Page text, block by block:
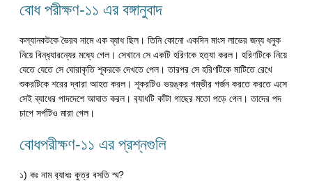
বোধ পরীক্ষণ-১১ এর বঙ্গানুবাদ
কল্যানকটকে ভৈরব নামে এক ব্যাধ ছিল। তিনি কোনো একদিন মাংস লাভের জন্য ধনুক
নিয়ে বিন্ধ‍্যারন্যের মধ্যে গেল। সেখানে সে একটি হরিণকে হত্যা করল। হরিণটিকে নিয়ে
যেতে যেতে সে ঘোরাকৃতি শূকরকে দেখতে পেল। তারপর সে হরিণটিকে মাটিতে রেখে
শুকরটিকে শরের দ্বারা আহত করল। শূকরটিও ভয়ঙ্কর গম্ভীর গর্জন করতে করতে এসে
সেই ব্যাধের পাদদেশে আঘাত করল। ব‍্যাধটি কাঁটা গাছের মতো পড়ে গেল। তাদের পদ
চাপে সর্পটিও মারা গেল।
বোধপরীক্ষণ-১১ এর প্রশ্নগুলি
১) কঃ নাম ব‍্যাধঃ কুত্র বসতি স্ম?